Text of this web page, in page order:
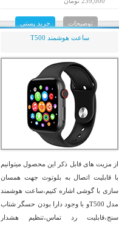
توضیحات خرید پستی
ساعت هوشمند T500
از مزیت های قابل ذکر این محصول میتوانیم
با قابلیت اتصال به بلوتوث جهت همسان
سازی با گوشی اشاره کنیم،ساعت هوشمند
مدل T500و با وجود دارا بودن حسگر شتاب
سنج،قابلیت رد تماس،تنظیم هشدار